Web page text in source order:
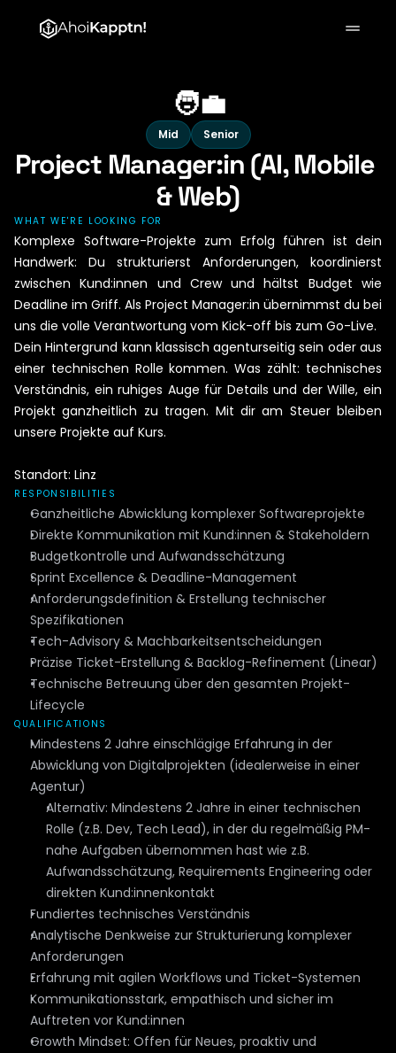
🧑‍💼
Mid Senior
Project Manager:in (AI, Mobile
& Web)
WHAT WE'RE LOOKING FOR
Komplexe Software-Projekte zum Erfolg führen ist dein
Handwerk: Du strukturierst Anforderungen, koordinierst
zwischen Kund:innen und Crew und hältst Budget wie
Deadline im Griff. Als Project Manager:in übernimmst du bei
uns die volle Verantwortung vom Kick-off bis zum Go-Live.
Dein Hintergrund kann klassisch agenturseitig sein oder aus
einer technischen Rolle kommen. Was zählt: technisches
Verständnis, ein ruhiges Auge für Details und der Wille, ein
Projekt ganzheitlich zu tragen. Mit dir am Steuer bleiben
unsere Projekte auf Kurs.
Standort: Linz
RESPONSIBILITIES
Ganzheitliche Abwicklung komplexer Softwareprojekte
Direkte Kommunikation mit Kund:innen & Stakeholdern
Budgetkontrolle und Aufwandsschätzung
Sprint Excellence & Deadline-Management
Anforderungsdefinition & Erstellung technischer
Spezifikationen
Tech-Advisory & Machbarkeitsentscheidungen
Präzise Ticket-Erstellung & Backlog-Refinement (Linear)
Technische Betreuung über den gesamten Projekt-
Lifecycle
QUALIFICATIONS
Mindestens 2 Jahre einschlägige Erfahrung in der
Abwicklung von Digitalprojekten (idealerweise in einer
Agentur)
Alternativ: Mindestens 2 Jahre in einer technischen
Rolle (z.B. Dev, Tech Lead), in der du regelmäßig PM-
nahe Aufgaben übernommen hast wie z.B.
Aufwandsschätzung, Requirements Engineering oder
direkten Kund:innenkontakt
Fundiertes technisches Verständnis
Analytische Denkweise zur Strukturierung komplexer
Anforderungen
Erfahrung mit agilen Workflows und Ticket-Systemen
Kommunikationsstark, empathisch und sicher im
Auftreten vor Kund:innen
Growth Mindset: Offen für Neues, proaktiv und
Über Uns
Starte dein Projekt